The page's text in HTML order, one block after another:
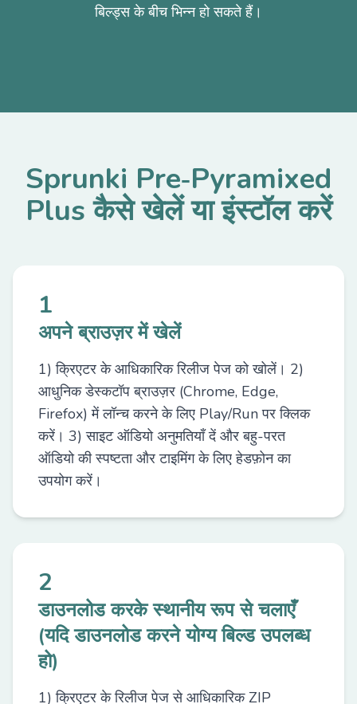
बिल्ड्स के बीच भिन्न हो सकते हैं।
Sprunki Pre‑Pyramixed
Plus कैसे खेलें या इंस्टॉल करें
1
अपने ब्राउज़र में खेलें
1) क्रिएटर के आधिकारिक रिलीज पेज को खोलें। 2)
आधुनिक डेस्कटॉप ब्राउज़र (Chrome, Edge,
Firefox) में लॉन्च करने के लिए Play/Run पर क्लिक
करें। 3) साइट ऑडियो अनुमतियाँ दें और बहु-परत
ऑडियो की स्पष्टता और टाइमिंग के लिए हेडफ़ोन का
उपयोग करें।
2
डाउनलोड करके स्थानीय रूप से चलाएँ
(यदि डाउनलोड करने योग्य बिल्ड उपलब्ध
हो)
1) क्रिएटर के रिलीज पेज से आधिकारिक ZIP